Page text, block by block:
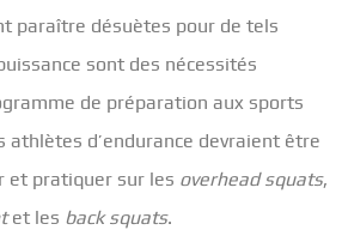
paraître désuètes pour de tels
sont des nécessités
de préparation aux sports
athlètes d’endurance devraient être
et pratiquer sur les overhead squats,
et les back squats.